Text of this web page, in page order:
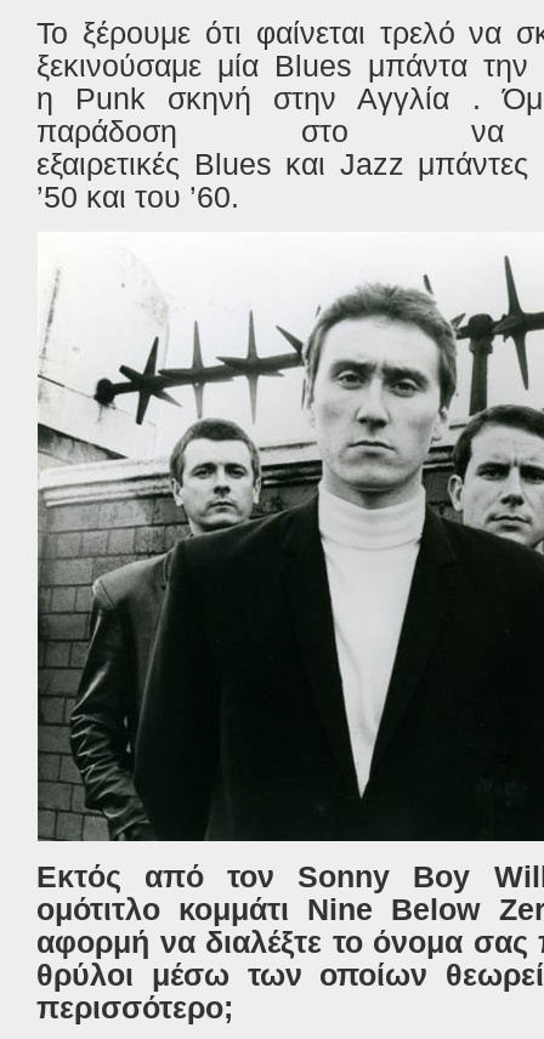
Το ξέρουμε ότι φαίνεται τρελό να
ξεκινούσαμε μία Blues μπάντα την
η Punk σκηνή στην Αγγλία .
παράδοση στο να
εξαιρετικές Blues και Jazz
’50 και του ’60.
Εκτός από τον Sonny Boy
ομότιτλο κομμάτι Nine Below
αφορμή να διαλέξτε το όνομα σας
θρύλοι μέσω των οποίων
περισσότερο;